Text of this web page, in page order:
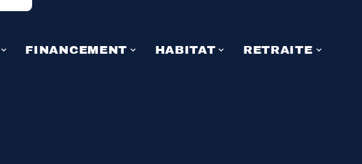
FINANCEMENT HABITAT RETRAITE